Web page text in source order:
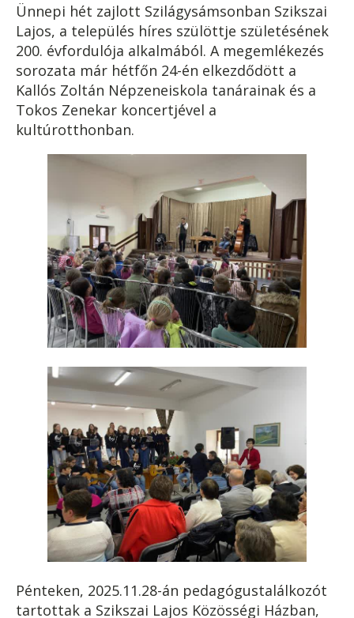
Ünnepi hét zajlott Szilágysámsonban Szikszai
Lajos, a település híres szülöttje születésének
200. évfordulója alkalmából. A megemlékezés
sorozata már hétfőn 24-én elkezdődött a
Kallós Zoltán Népzeneiskola tanárainak és a
Tokos Zenekar koncertjével a
kultúrotthonban.
Pénteken, 2025.11.28-án pedagógustalálkozót
tartottak a Szikszai Lajos Közösségi Házban,